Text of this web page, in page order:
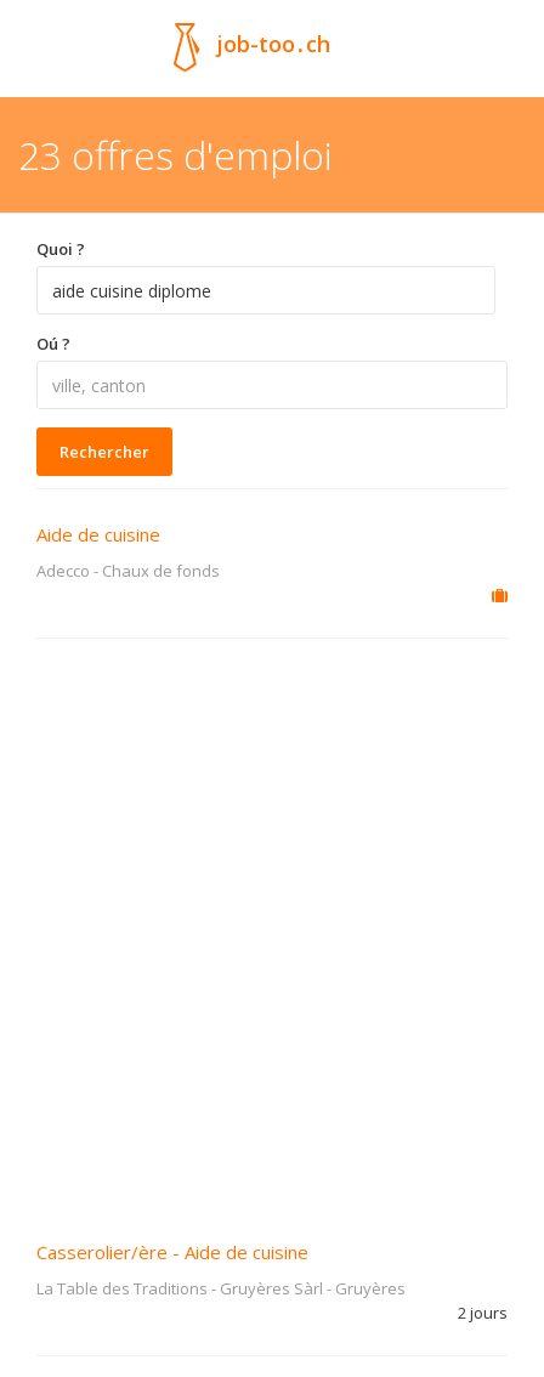
job-too.ch
23 offres d'emploi
Quoi ?
Oú ?
Rechercher
Aide de cuisine
Adecco - Chaux de fonds
Casserolier/ère - Aide de cuisine
La Table des Traditions - Gruyères Sàrl - Gruyères
2 jours